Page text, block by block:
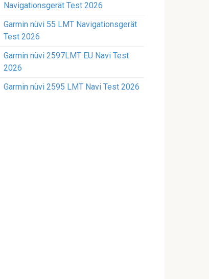
Navigationsgerät Test 2026
Garmin nüvi 55 LMT Navigationsgerät
Test 2026
Garmin nüvi 2597LMT EU Navi Test
2026
Garmin nüvi 2595 LMT Navi Test 2026